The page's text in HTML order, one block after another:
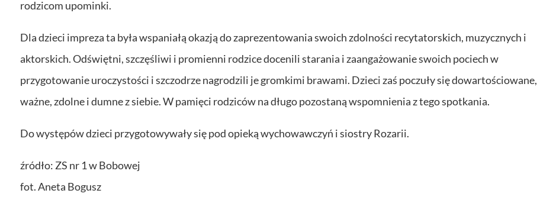
rodzicom upominki.
Dla dzieci impreza ta była wspaniałą okazją do zaprezentowania swoich zdolności recytatorskich, muzycznych i
aktorskich. Odświętni, szczęśliwi i promienni rodzice docenili starania i zaangażowanie swoich pociech w
przygotowanie uroczystości i szczodrze nagrodzili je gromkimi brawami. Dzieci zaś poczuły się dowartościowane,
ważne, zdolne i dumne z siebie. W pamięci rodziców na długo pozostaną wspomnienia z tego spotkania.
Do występów dzieci przygotowywały się pod opieką wychowawczyń i siostry Rozarii.
źródło: ZS nr 1 w Bobowej
fot. Aneta Bogusz